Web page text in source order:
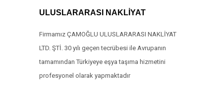
ULUSLARARASI NAKLİYAT
Firmamız ÇAMOĞLU ULUSLARARASI NAKLİYAT
LTD. ŞTİ. 30 yılı geçen tecrübesi ile Avrupanın
tamamından Türkiyeye eşya taşıma hizmetini
profesyonel olarak yapmaktadır